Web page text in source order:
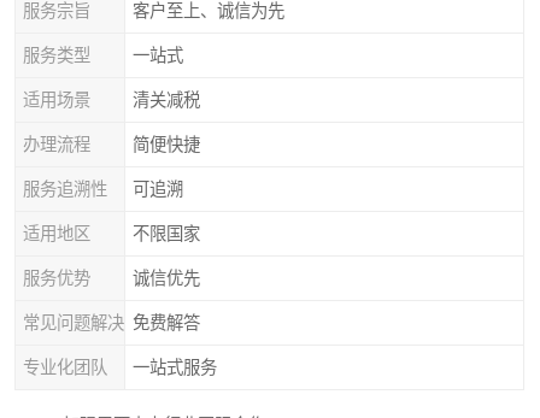
服务宗旨 客户至上、诚信为先
服务类型 一站式
适用场景 清关减税
办理流程 简便快捷
服务追溯性 可追溯
适用地区 不限国家
服务优势 诚信优先
常见问题解决 免费解答
专业化团队 一站式服务